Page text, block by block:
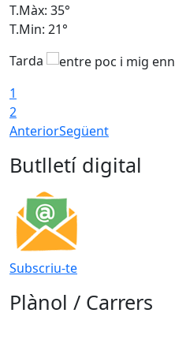
T.Màx: 35°
T.Min: 21°
Tarda
1
2
AnteriorSegüent
Butlletí digital
Subscriu-te
Plànol / Carrers